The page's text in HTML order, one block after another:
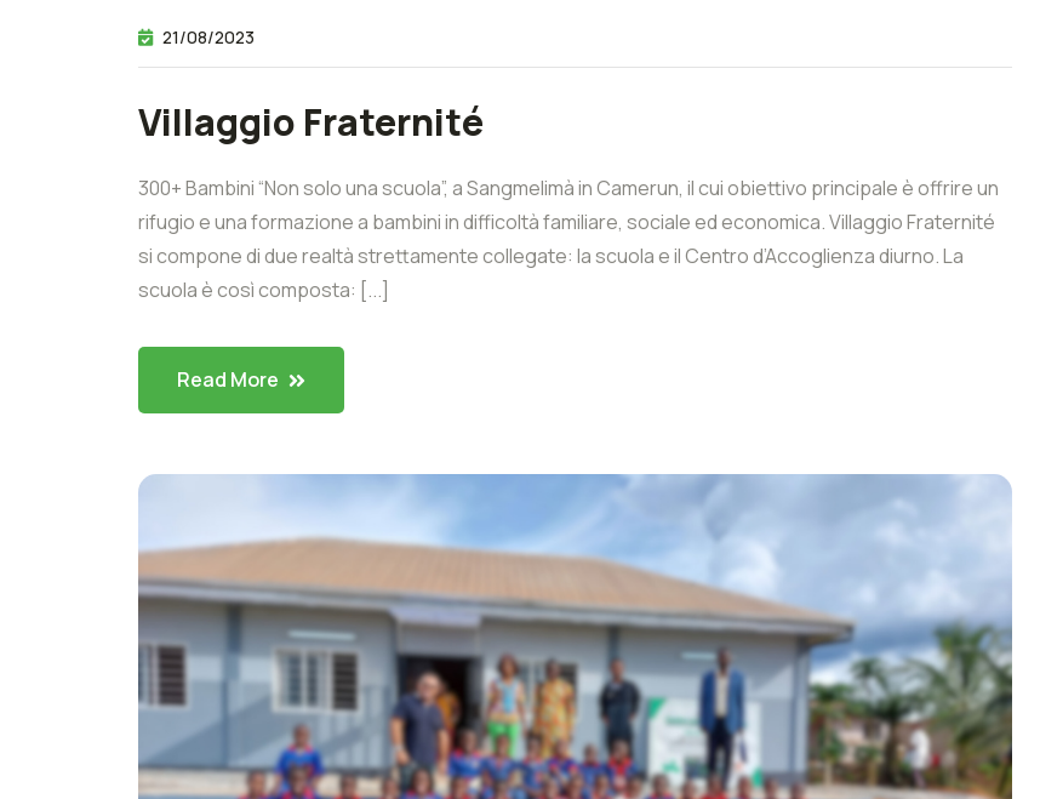
21/08/2023
Villaggio Fraternité
300+ Bambini “Non solo una scuola”, a Sangmelimà in Camerun, il cui obiettivo principale è offrire un
rifugio e una formazione a bambini in difficoltà familiare, sociale ed economica. Villaggio Fraternité
si compone di due realtà strettamente collegate: la scuola e il Centro d’Accoglienza diurno. La
scuola è così composta: [...]
Read More